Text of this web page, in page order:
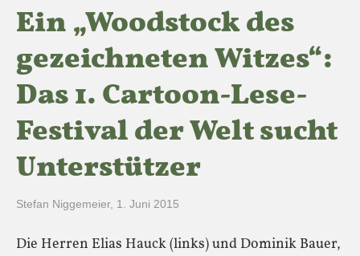
Ein „Woodstock des
gezeichneten Witzes“:
Das 1. Cartoon-Lese-
Festival der Welt sucht
Unterstützer
Stefan Niggemeier, 1. Juni 2015
Die Herren Elias Hauck (links) und Dominik Bauer,